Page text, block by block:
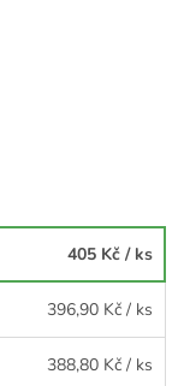
405 Kč / ks
396,90 Kč / ks
388,80 Kč / ks